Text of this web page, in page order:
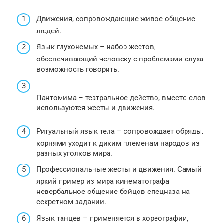
Движения, сопровождающие живое общение
людей.
Язык глухонемых – набор жестов,
обеспечивающий человеку с проблемами слуха
возможность говорить.
Пантомима – театральное действо, вместо слов
используются жесты и движения.
Ритуальный язык тела – сопровождает обряды,
корнями уходит к диким племенам народов из
разных уголков мира.
Профессиональные жесты и движения. Самый
яркий пример из мира кинематографа:
невербальное общение бойцов спецназа на
секретном задании.
Язык танцев – применяется в хореографии,